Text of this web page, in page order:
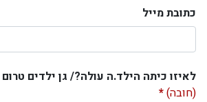
כתובת מייל
לאיזו כיתה הילד.ה עולה?/ גן ילדים
(חובה)